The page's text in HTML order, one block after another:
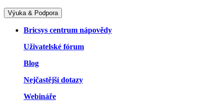
Výuka & Podpora
Bricsys centrum nápovědy
Uživatelské fórum
Blog
Nejčastější dotazy
Webináře